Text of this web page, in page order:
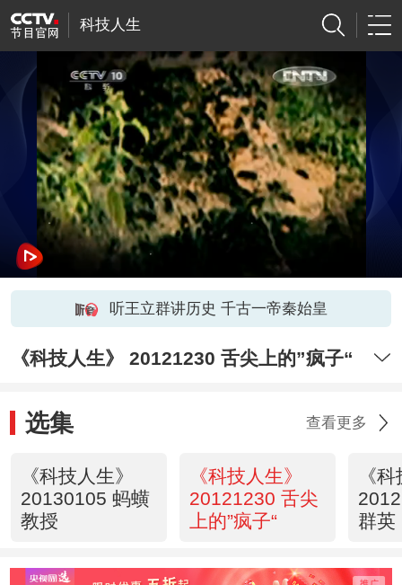
科技人生
听王立群讲历史 千古一帝秦始皇
《科技人生》 20121230 舌尖上的”疯子“
选集 查看更多
《科技人生》
20130105 蚂蟥
教授
《科技人生》
20121230 舌尖
上的”疯子“
《
群英